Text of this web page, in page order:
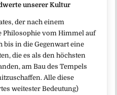
unserer Kultur
der nach einem
Philosophie vom Himmel auf
bis in die Gegenwart eine
die es als den höchsten
am Bau des Tempels
Alle diese
weitester Bedeutung)